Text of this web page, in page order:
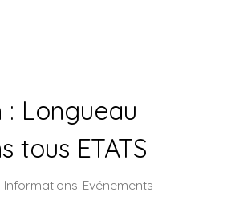
Longueau
tous ETATS
Informations-Evénements